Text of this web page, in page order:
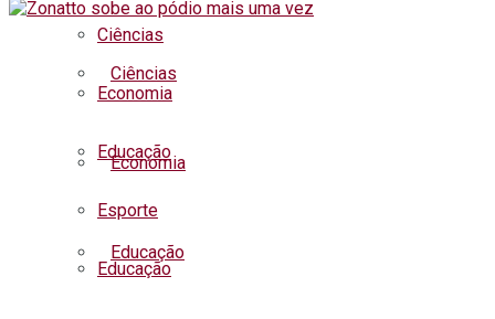
Ciências
Economia
Educação
Ciências
Economia
Educação
Esporte
Educação